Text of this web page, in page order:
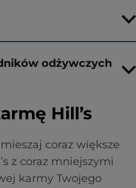
odżywczych
Hill’s
coraz większe
z coraz mniejszymi
karmy Twojego